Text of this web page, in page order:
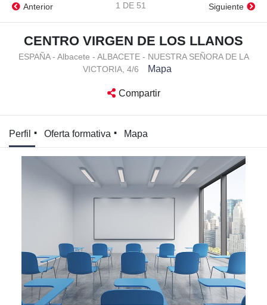
Anterior 1 DE 51 Siguiente
CENTRO VIRGEN DE LOS LLANOS
ESPAÑA - Albacete - ALBACETE - NUESTRA SEÑORA DE LA
VICTORIA, 4/6
Mapa
Compartir
Perfil Oferta formativa Mapa